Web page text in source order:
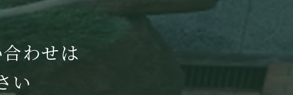
わせは
い